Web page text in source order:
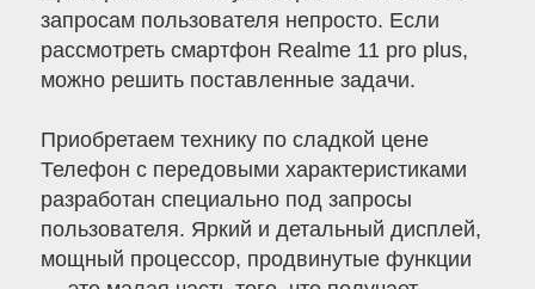
запросам пользователя непросто. Если
рассмотреть смартфон Realme 11 pro plus,
можно решить поставленные задачи.
Приобретаем технику по сладкой цене
Телефон с передовыми характеристиками
разработан специально под запросы
пользователя. Яркий и детальный дисплей,
мощный процессор, продвинутые функции